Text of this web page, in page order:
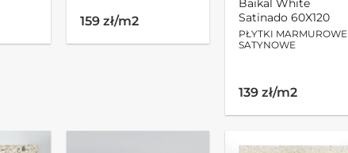
159 zł/m2
Baikal White
Satinado 60X120
PŁYTKI MARMUROWE
SATYNOWE
139 zł/m2